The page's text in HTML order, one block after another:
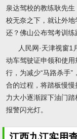
泉达驾校的教练耿先
校无奈之下，就让外
还？佛山公布驾考训练
人民网·天津视窗
动车驾驶证申领和使
行，为减少“马路杀手
合的过程，将踏板慢
力大小逐渐踩下油门
报警闪光灯。